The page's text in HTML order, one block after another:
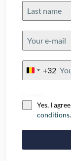
Belgium
+32
Yes, I
conditions.